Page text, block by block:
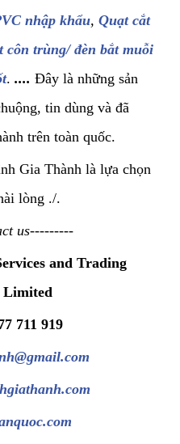
nhập khẩu, Quạt cắt
côn trùng/ đèn bắt muỗi
. .... Đây là những sản
tin dùng và đã
trên toàn quốc.
Gia Thành là lựa chọn
lòng ./.
us---------
and Trading
Limited
711 919